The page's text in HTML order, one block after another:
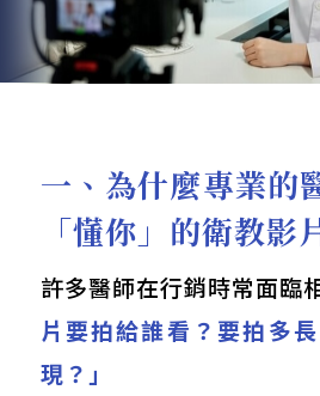
一、為什麼專業的
「懂你」的衛教影
許多醫師在行銷時常面臨
片要拍給誰看？要拍多
現？」